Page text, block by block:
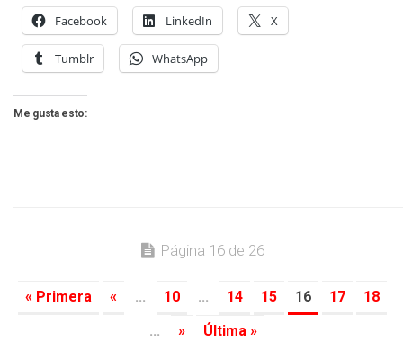
Facebook LinkedIn X
Tumblr WhatsApp
Me gusta esto:
Página 16 de 26
« Primera « ... 10 ... 14 15 16 17
18
...
» Última »